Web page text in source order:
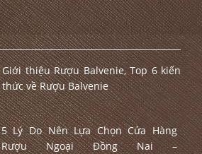
Giới thiệu Rượu Balvenie, Top 6 kiến
thức về Rượu Balvenie
5 Lý Do Nên Lựa Chọn Cửa Hàng
Rượu Ngoại Đồng Nai –